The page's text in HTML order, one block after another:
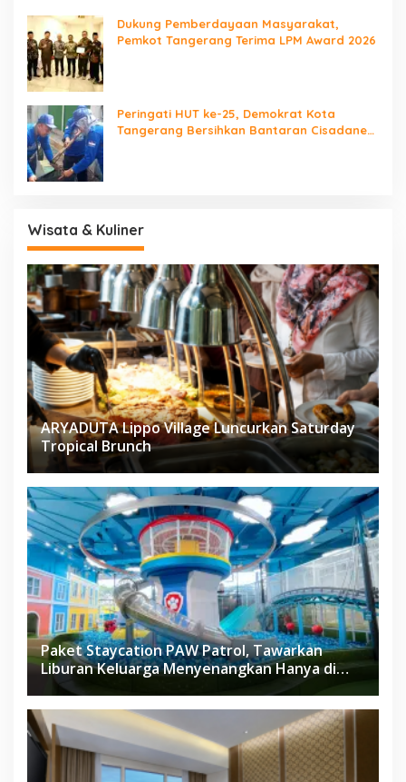
Dukung Pemberdayaan Masyarakat,
Pemkot Tangerang Terima LPM Award 2026
Peringati HUT ke-25, Demokrat Kota
Tangerang Bersihkan Bantaran Cisadane
Wisata & Kuliner
ARYADUTA Lippo Village Luncurkan Saturday
Tropical Brunch
Paket Staycation PAW Patrol, Tawarkan
Liburan Keluarga Menyenangkan Hanya di
Herloom Hotel BSD